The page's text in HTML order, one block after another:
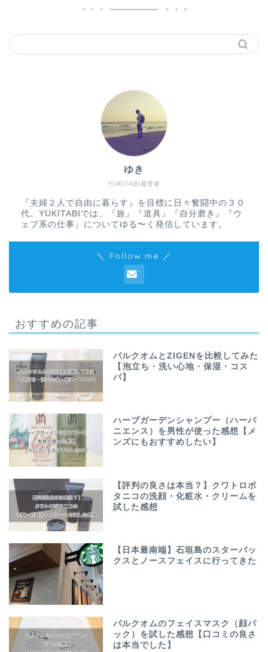
YUKITABI運営者
ゆき
『夫婦２人で自由に暮らす』を目標に日々奮闘中の３０
代。YUKITABIでは、『旅』『道具』『自分磨き』『ウ
ェブ系の仕事』についてゆる〜く発信しています。
＼ Follow me ／
おすすめの記事
バルクオムとZIGENを比較してみた
【泡立ち・洗い心地・保湿・コス
パ】
ハーブガーデンシャンプー（ハーバ
ニエンス）を男性が使った感想【メ
ンズにもおすすめしたい】
【評判の良さは本当？】クワトロボ
タニコの洗顔・化粧水・クリームを
試した感想
【日本最南端】石垣島のスターバッ
クスとノースフェイスに行ってきた
バルクオムのフェイスマスク（顔パ
ック）を試した感想【口コミの良さ
は本当でした】